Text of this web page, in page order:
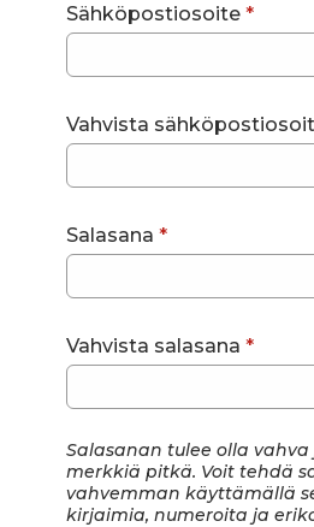
Sähköpostiosoite *
Vahvista
Salasana *
Vahvista salasana *
Salasanan tulee olla
merkkiä pitkä. Voit tehdä
vahvemman käyttämällä
kirjaimia, numeroita ja